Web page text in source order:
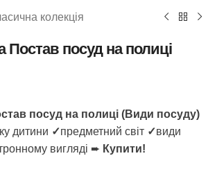
колекція
Постав посуд на полиці
посуд на полиці (Види посуду)
дитини ✓предметний світ ✓види
вигляді ➨ Купити!